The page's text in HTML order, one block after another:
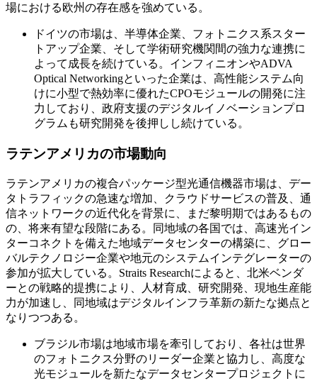
場における欧州の存在感を強めている。
ドイツの市場は、半導体企業、フォトニクス系スター
トアップ企業、そして学術研究機関間の強力な連携に
よって成長を続けている。インフィニオンやADVA
Optical Networkingといった企業は、高性能システム向
けに小型で熱効率に優れたCPOモジュールの開発に注
力しており、政府支援のデジタルイノベーションプロ
グラムも研究開発を後押しし続けている。
ラテンアメリカの市場動向
ラテンアメリカの複合パッケージ型光通信機器市場は、デー
タトラフィックの急速な増加、クラウドサービスの普及、通
信ネットワークの近代化を背景に、まだ黎明期ではあるもの
の、将来有望な段階にある。同地域の各国では、高速光イン
ターコネクトを備えた地域データセンターの構築に、グロー
バルテクノロジー企業や地元のシステムインテグレーターの
参加が拡大している。Straits Researchによると、北米ベンダ
ーとの戦略的提携により、人材育成、研究開発、現地生産能
力が加速し、同地域はデジタルインフラ革新の新たな拠点と
なりつつある。
ブラジル市場は地域市場を牽引しており、各社は世界
のフォトニクス分野のリーダー企業と協力し、高度な
光モジュールを新たなデータセンタープロジェクトに